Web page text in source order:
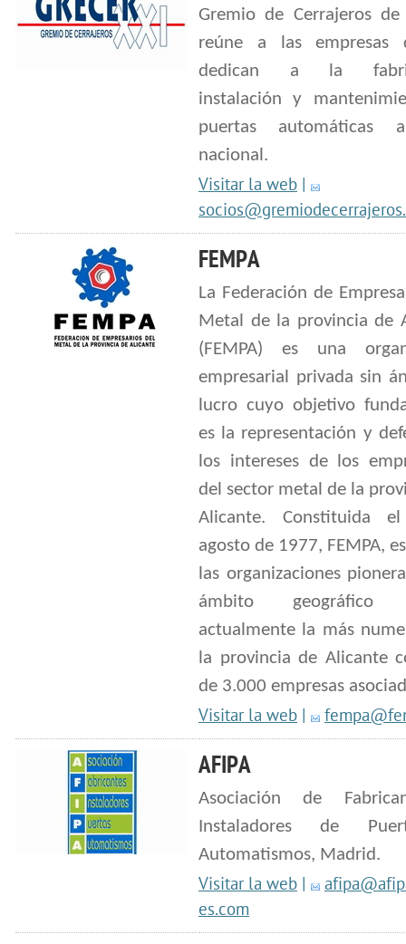
Gremio de Cerrajeros de
reúne a las empresas
dedican a la
instalación y
puertas automáticas
nacional.
Visitar la web |
FEMPA
La Federación de
Metal de la provincia de
(FEMPA) es una
empresarial privada sin
lucro cuyo objetivo
es la representación y
los intereses de los
del sector metal de la
Alicante. Constituida
agosto de 1977, FEMPA,
las organizaciones
ámbito geográfico
actualmente la más
la provincia de Alicante
de 3.000 empresas
Visitar la web |
AFIPA
Asociación de
Instaladores de
Automatismos, Madrid.
Visitar la web |
es.com